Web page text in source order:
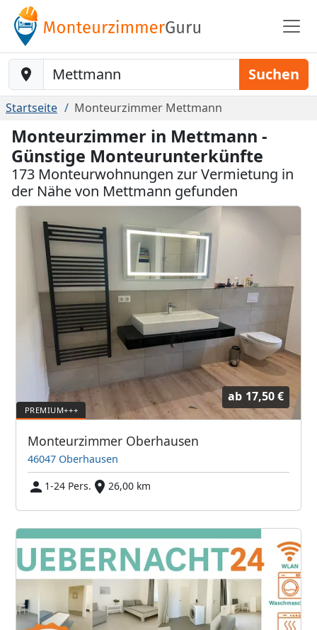
Baustelle-Location Suchen
Startseite Monteurzimmer Mettmann
Monteurzimmer in Mettmann -
Günstige Monteurunterkünfte
173 Monteurwohnungen zur Vermietung in
der Nähe von Mettmann gefunden
ab 17,50 €
Monteurzimmer Oberhausen
46047 Oberhausen
1-24 Pers.
26,00 km